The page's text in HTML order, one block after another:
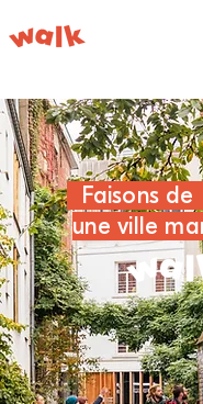
Faisons de
une ville